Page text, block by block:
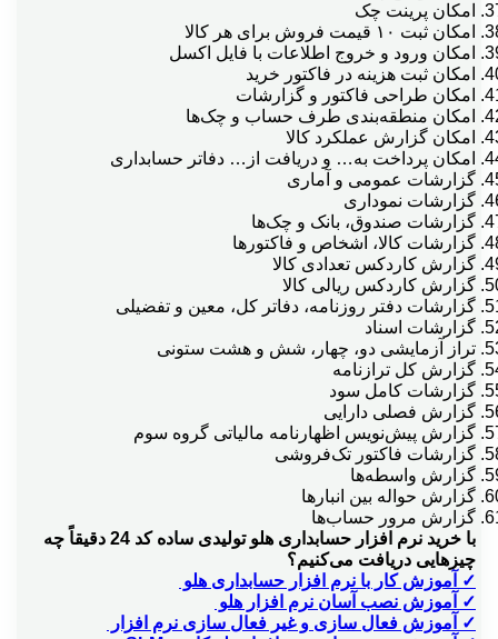
انتخاب سرفصل در فاكتور ضايعات
انتخاب عكس هر كالا
بسته شغلي پيامک
پرينت چك
پرينت حواله پخش
پرينت حواله و رسيد انباردر ثبت فاكتور
پورسانت درصدي از سود فروش + واسطه
تاريخ ميلادي به جاي هجري شمسي
امکان پرینت چک
امکان ثبت ۱۰ قیمت فروش برای هر کالا
امکان ورود و خروج اطلاعات با فایل اکسل
امکان ثبت هزینه در فاکتور خرید
امکان طراحی فاکتور و گزارشات
امکان منطقه‌بندی طرف حساب و چک‌ها
امکان گزارش عملکرد کالا
امکان پرداخت به… و دریافت از… دفاتر حسابداری
گزارشات عمومی و آماری
گزارشات نموداری
گزارشات صندوق، بانک و چک‌ها
گزارشات کالا، اشخاص و فاکتورها
گزارش کاردکس تعدادی کالا
گزارش کاردکس ریالی کالا
گزارشات دفتر روزنامه، دفاتر کل، معین و تفضیلی
گزارشات اسناد
تراز آزمایشی دو، چهار، شش و هشت ستونی
گزارش کل ترازنامه
گزارشات کامل سود
گزارش فصلی دارایی
گزارش پیش‌نویس اظهارنامه مالیاتی گروه سوم
گزارشات فاکتور تک‌فروشی
گزارش واسطه‌ها
گزارش حواله بین انبارها
گزارش مرور حساب‌ها
با خرید نرم افزار حسابداری هلو تولیدی ساده کد 24 دقیقاً چه
چیزهایی دریافت می‌کنیم؟
✓ آموزش کار با نرم افزار حسابداری هلو
✓ آموزش نصب آسان نرم افزار هلو
✓ آموزش فعال سازی و غیر فعال سازی نرم افزار